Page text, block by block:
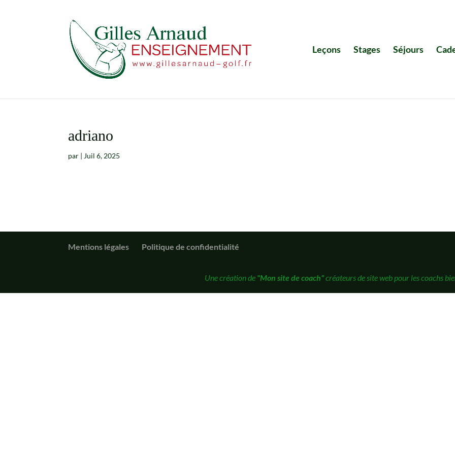
Leçons Stages Séjours
adriano
par | Juil 6, 2025
Mentions légales Politique de confidentialité
Une création de "Mon site de coach"créateurs de site web pour les coachs